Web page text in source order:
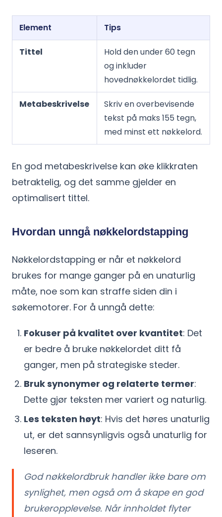
Element Tips
Tittel
Hold den under 60 tegn
og inkluder
hovednøkkelordet tidlig.
Metabeskrivelse
Skriv en overbevisende
tekst på maks 155 tegn,
med minst ett nøkkelord.
En god metabeskrivelse kan øke klikkraten
betraktelig, og det samme gjelder en
optimalisert tittel.
Hvordan unngå nøkkelordstapping
Nøkkelordstapping er når et nøkkelord
brukes for mange ganger på en unaturlig
måte, noe som kan straffe siden din i
søkemotorer. For å unngå dette:
Fokuser på kvalitet over kvantitet: Det
er bedre å bruke nøkkelordet ditt få
ganger, men på strategiske steder.
Bruk synonymer og relaterte termer:
Dette gjør teksten mer variert og naturlig.
Les teksten høyt: Hvis det høres unaturlig
ut, er det sannsynligvis også unaturlig for
leseren.
God nøkkelordbruk handler ikke bare om
synlighet, men også om å skape en god
brukeropplevelse. Når innholdet flyter